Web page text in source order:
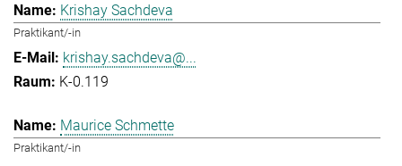
Krishay Sachdeva
Praktikant/-in
krishay.sachdeva@...
K-0.119
Maurice Schmette
Praktikant/-in